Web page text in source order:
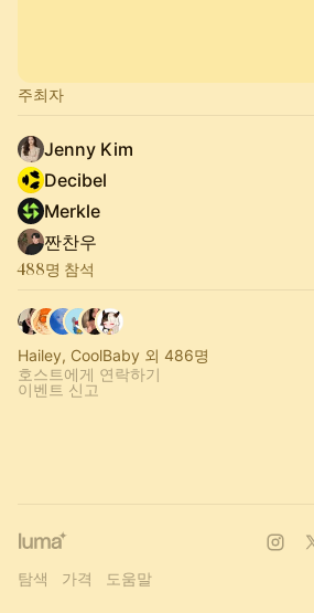
주최자
Jenny Kim
Decibel
Merkle
짠찬우
488명 참석
Hailey, CoolBaby 외 486명
호스트에게 연락하기
이벤트 신고
탐색 가격 도움말